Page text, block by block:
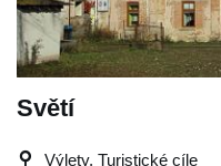
Světí
Výlety, Turistické cíle